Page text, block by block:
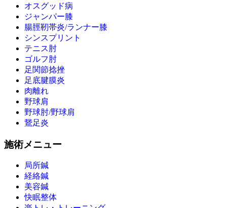
オスグッド病
ジャンパー膝
腸脛靭帯炎/ランナー膝
シンスプリント
テニス肘
ゴルフ肘
足関節捻挫
足底腱膜炎
肉離れ
野球肩
野球肘/野球肩
鵞足炎
施術メニュー
局所鍼
経絡鍼
美容鍼
快眠整体